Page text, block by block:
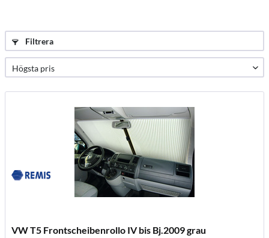
Filtrera
VW T5 Frontscheibenrollo IV bis Bj.2009 grau